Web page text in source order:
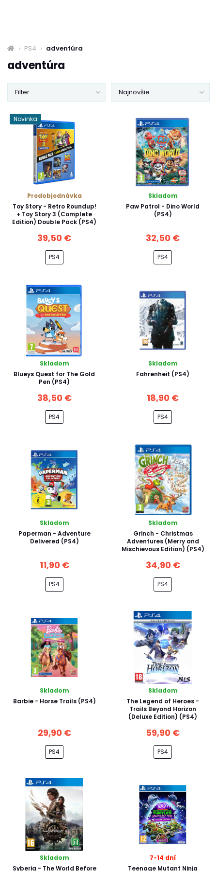
PS4 adventúra
adventúra
Najnovšie
Filter
Novinka
Predobjednávka
Toy Story - Retro Roundup!
+ Toy Story 3 (Complete
Edition) Double Pack (PS4)
39,50 €
PS4
Skladom
Paw Patrol - Dino World
(PS4)
32,50 €
PS4
Skladom
Blueys Quest for The Gold
Pen (PS4)
38,50 €
PS4
Skladom
Fahrenheit (PS4)
18,90 €
PS4
Skladom
Paperman - Adventure
Delivered (PS4)
11,90 €
PS4
Skladom
Grinch - Christmas
Adventures (Merry and
Mischievous Edition) (PS4)
34,90 €
PS4
Skladom
Barbie - Horse Trails (PS4)
29,90 €
PS4
Skladom
The Legend of Heroes -
Trails Beyond Horizon
(Deluxe Edition) (PS4)
59,90 €
PS4
Skladom
Syberia - The World Before
7-14 dní
Teenage Mutant Ninja